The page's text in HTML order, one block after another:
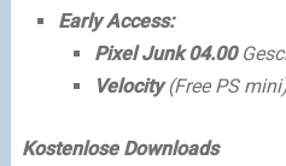
Early Access:
Pixel Junk 04.00
Velocity(Free PS
Kostenlose Downloads